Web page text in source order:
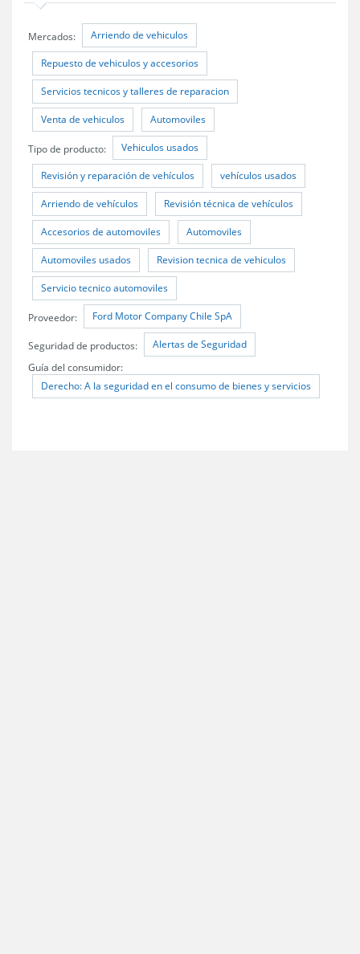
Mercados: Arriendo de vehiculos
Repuesto de vehiculos y accesorios
Servicios tecnicos y talleres de reparacion
Venta de vehiculos Automoviles
Tipo de producto: Vehiculos usados
Revisión y reparación de vehículos vehículos usados
Arriendo de vehículos Revisión técnica de vehículos
Accesorios de automoviles Automoviles
Automoviles usados Revision tecnica de vehiculos
Servicio tecnico automoviles
Proveedor: Ford Motor Company Chile SpA
Seguridad de productos: Alertas de Seguridad
Guía del consumidor:
Derecho: A la seguridad en el consumo de bienes y servicios